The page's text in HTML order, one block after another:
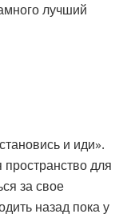
лучший
и иди».
для
за свое
назад пока у